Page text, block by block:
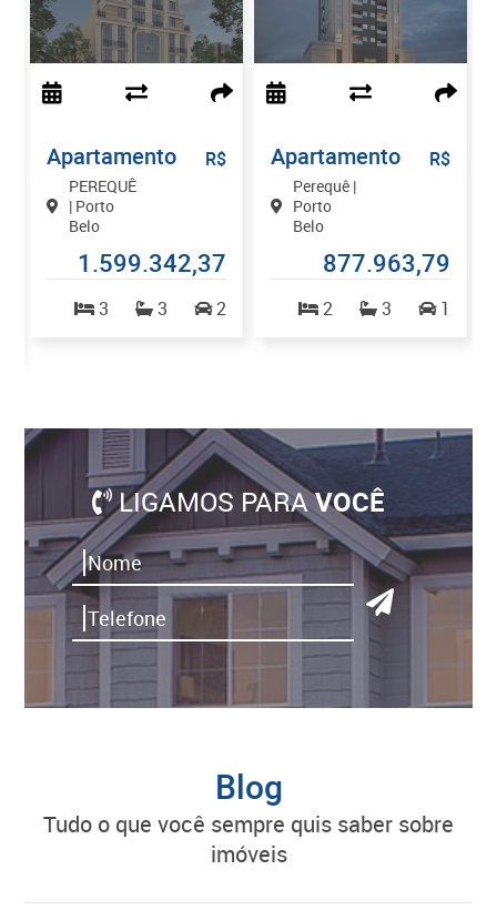
Apartamento
PEREQUÊ
| Porto
Belo
R$
1.599.342,37
3 3 2
Apartamento
Perequê |
Porto
Belo
R$
877.963,79
2 3
1
LIGAMOS PARAVOCÊ
Blog
tudo o que você sempre quis saber sobre
imóveis